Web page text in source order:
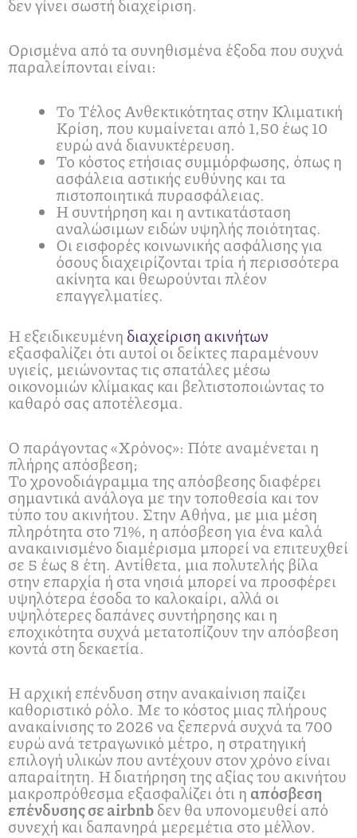
δεν γίνει σωστή διαχείριση.
Ορισμένα από τα συνηθισμένα έξοδα που συχνά
παραλείπονται είναι:
Το Τέλος Ανθεκτικότητας στην Κλιματική
Κρίση, που κυμαίνεται από 1,50 έως 10
ευρώ ανά διανυκτέρευση.
Το κόστος ετήσιας συμμόρφωσης, όπως η
ασφάλεια αστικής ευθύνης και τα
πιστοποιητικά πυρασφάλειας.
Η συντήρηση και η αντικατάσταση
αναλώσιμων ειδών υψηλής ποιότητας.
Οι εισφορές κοινωνικής ασφάλισης για
όσους διαχειρίζονται τρία ή περισσότερα
ακίνητα και θεωρούνται πλέον
επαγγελματίες.
Η εξειδικευμένη διαχείριση ακινήτων
εξασφαλίζει ότι αυτοί οι δείκτες παραμένουν
υγιείς, μειώνοντας τις σπατάλες μέσω
οικονομιών κλίμακας και βελτιστοποιώντας το
καθαρό σας αποτέλεσμα.
Ο παράγοντας «Χρόνος»: Πότε αναμένεται η
πλήρης απόσβεση;
Το χρονοδιάγραμμα της απόσβεσης διαφέρει
σημαντικά ανάλογα με την τοποθεσία και τον
τύπο του ακινήτου. Στην Αθήνα, με μια μέση
πληρότητα στο 71%, η απόσβεση για ένα καλά
ανακαινισμένο διαμέρισμα μπορεί να επιτευχθεί
σε 5 έως 8 έτη. Αντίθετα, μια πολυτελής βίλα
στην επαρχία ή στα νησιά μπορεί να προσφέρει
υψηλότερα έσοδα το καλοκαίρι, αλλά οι
υψηλότερες δαπάνες συντήρησης και η
εποχικότητα συχνά μετατοπίζουν την απόσβεση
κοντά στη δεκαετία.
Η αρχική επένδυση στην ανακαίνιση παίζει
καθοριστικό ρόλο. Με το κόστος μιας πλήρους
ανακαίνισης το 2026 να ξεπερνά συχνά τα 700
ευρώ ανά τετραγωνικό μέτρο, η στρατηγική
επιλογή υλικών που αντέχουν στον χρόνο είναι
απαραίτητη. Η διατήρηση της αξίας του ακινήτου
μακροπρόθεσμα εξασφαλίζει ότι ηαπόσβεση
επένδυσης σε airbnbδεν θα υπονομευθεί από
συνεχή και δαπανηρά μερεμέτια στο μέλλον.